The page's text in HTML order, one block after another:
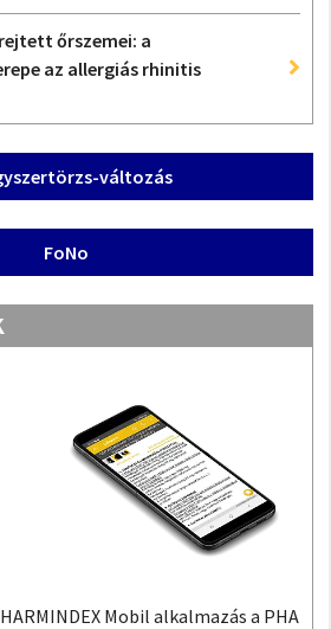
őrszemei: a
az allergiás rhinitis
változás
FoNo
alkalmazás a PHARMINDEX